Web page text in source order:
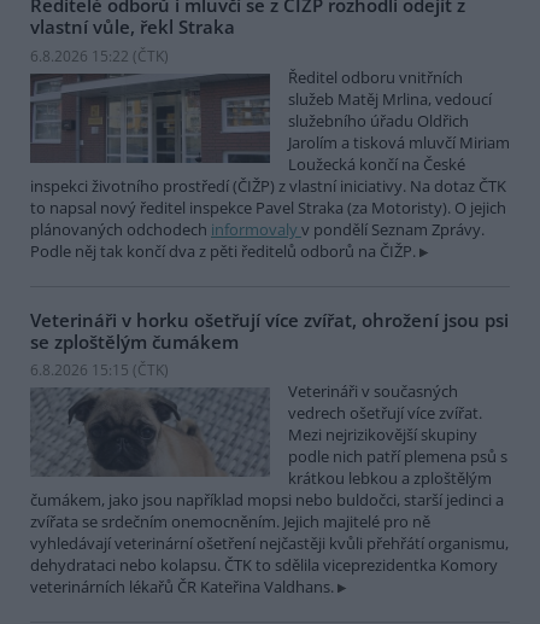
Ředitelé odborů i mluvčí se z ČIŽP rozhodli odejít z
vlastní vůle, řekl Straka
6.8.2026 15:22 (ČTK)
Ředitel odboru vnitřních
služeb Matěj Mrlina, vedoucí
služebního úřadu Oldřich
Jarolím a tisková mluvčí Miriam
Loužecká končí na České
inspekci životního prostředí (ČIŽP) z vlastní iniciativy. Na dotaz ČTK
to napsal nový ředitel inspekce Pavel Straka (za Motoristy). O jejich
plánovaných odchodech informovaly v pondělí Seznam Zprávy.
Podle něj tak končí dva z pěti ředitelů odborů na ČIŽP.
Veterináři v horku ošetřují více zvířat, ohrožení jsou psi
se zploštělým čumákem
6.8.2026 15:15 (ČTK)
Veterináři v současných
vedrech ošetřují více zvířat.
Mezi nejrizikovější skupiny
podle nich patří plemena psů s
krátkou lebkou a zploštělým
čumákem, jako jsou například mopsi nebo buldočci, starší jedinci a
zvířata se srdečním onemocněním. Jejich majitelé pro ně
vyhledávají veterinární ošetření nejčastěji kvůli přehřátí organismu,
dehydrataci nebo kolapsu. ČTK to sdělila viceprezidentka Komory
veterinárních lékařů ČR Kateřina Valdhans.